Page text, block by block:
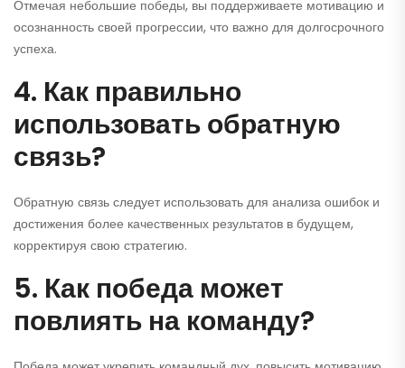
Отмечая небольшие победы, вы поддерживаете мотивацию и
осознанность своей прогрессии, что важно для долгосрочного
успеха.
4. Как правильно
использовать обратную
связь?
Обратную связь следует использовать для анализа ошибок и
достижения более качественных результатов в будущем,
корректируя свою стратегию.
5. Как победа может
повлиять на команду?